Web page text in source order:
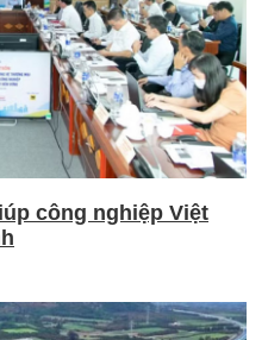
công nghiệp Việt